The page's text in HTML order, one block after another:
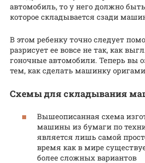
автомобиль, то у него должно
которое складывается сзади
В этом ребенку точно следует
разрисует ее вовсе не так, как
гоночные автомобили. Теперь вы
тем, как сделать машинку
Схемы для складывания
Вышеописанная схема
машины из бумаги по
является лишь самой
время как в мире
более сложных вариантов